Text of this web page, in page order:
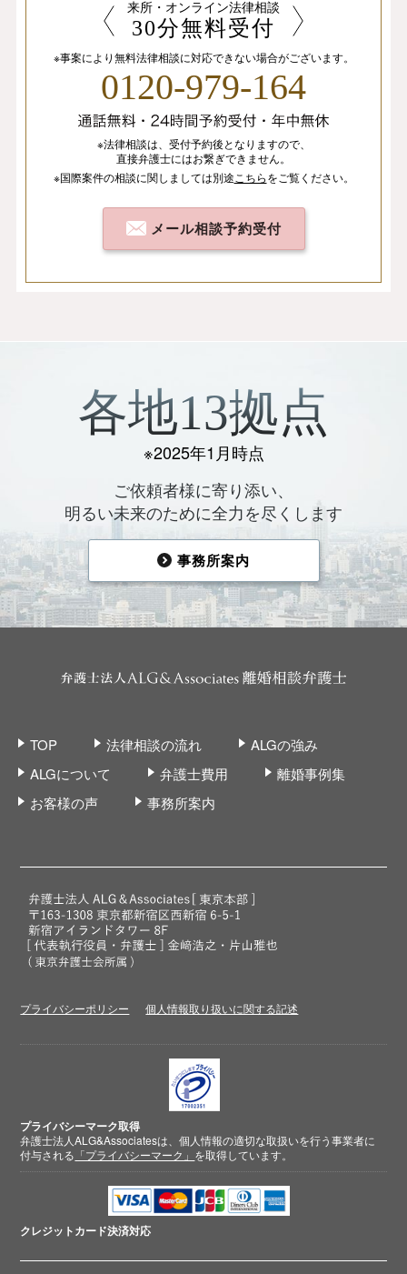
来所・オンライン法律相談
30分無料受付
※事案により無料法律相談に対応できない場合がございます。
0120-979-164
※法律相談は、 受付予約後となりますので、
直接弁護士にはお繋ぎできません。
※国際案件の相談に関しましては別途 こちらをご覧ください。
メール相談予約受付
各地13拠点
※2025年1月時点
ご依頼者様に寄り添い、
明るい未来のために全力を尽くします
事務所案内
TOP 法律相談の流れ
ALGの強み
ALGについて
弁護士費用
離婚事例集
お客様の声
事務所案内
プライバシーポリシー 個人情報取り扱いに関する記述
プライバシーマーク取得
弁護士法人ALG&Associatesは、個人情報の適切な取扱いを行う事業者に
付与される 「プライバシーマーク」 を取得しています。
クレジットカード決済対応